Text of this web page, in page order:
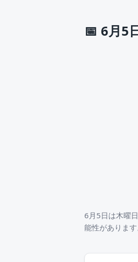
📅 6月5
6月5日は木曜
能性がありま